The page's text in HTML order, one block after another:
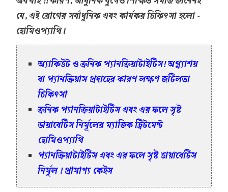
যে, এই রোগের সর্বাধুনিক এবং কার্যকর চিকিৎসা হলো -
হোমিওপ্যাথি।
অ্যাকিউট ও ক্রনিক প্যানক্রিয়াটাইটিস! অগ্ন্যাশয়
বা প্যানক্রিয়াস প্রদাহের কারণ লক্ষণ জটিলতা
চিকিৎসা
ক্রনিক প্যানক্রিয়াটাইটিস এবং এর ফলে সৃষ্ট
ডায়াবেটিস নির্মূলের ম্যাজিক ট্রিটমেন্ট
হোমিওপ্যাথি
প্যানক্রিয়াটাইটিস এবং এর ফলে সৃষ্ট ডায়াবেটিস
নির্মূল ! প্রামাণ্য কেইস